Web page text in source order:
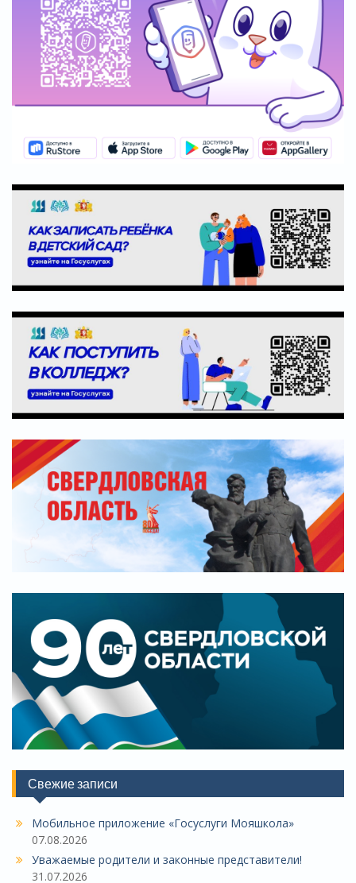
Свежие записи
Мобильное приложение «Госуслуги Мояшкола»
07.08.2026
Уважаемые родители и законные представители!
31.07.2026